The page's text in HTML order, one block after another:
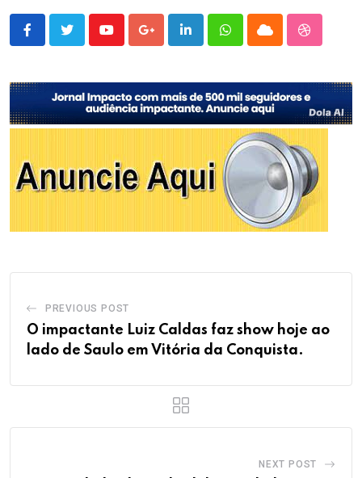
YoutubeGoogle+LinkedInWhatsappCloud
PREVIOUS POST
O impactante Luiz Caldas faz show hoje ao
lado de Saulo em Vitória da Conquista.
NEXT POST